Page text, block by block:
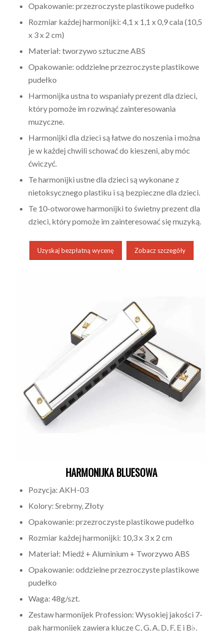
Opakowanie: przezroczyste plastikowe pudełko
Rozmiar każdej harmonijki: 4,1 x 1,1 x 0,9 cala (10,5
x 3 x 2 cm)
Materiał: tworzywo sztuczne ABS
Opakowanie: oddzielne przezroczyste plastikowe
pudełko
Harmonijka ustna to wspaniały prezent dla dzieci,
który pomoże im rozwinąć zainteresowania
muzyczne.
Harmonijki dla dzieci są łatwe do noszenia i można
je w każdej chwili schować do kieszeni, aby móc
ćwiczyć.
Te harmonijki ustne dla dzieci są wykonane z
nietoksycznego plastiku i są bezpieczne dla dzieci.
Te 10-otworowe harmonijki to świetny prezent dla
dzieci, który pomoże im zainteresować się muzyką.
Uzyskaj bezpłatną wycenę Zobacz szczegóły
HARMONIJKA BLUESOWA
Pozycja: AKH-03
Kolory: Srebrny, Złoty
Opakowanie: przezroczyste plastikowe pudełko
Rozmiar każdej harmonijki: 10,3 x 3 x 2 cm
Materiał: Miedź + Aluminium + Tworzywo ABS
Opakowanie: oddzielne przezroczyste plastikowe
pudełko
Waga: 48g/szt.
Zestaw harmonijek Profession: Wysokiej jakości 7-
pak harmonijek zawiera klucze C, G, A, D, F, E i B♭.